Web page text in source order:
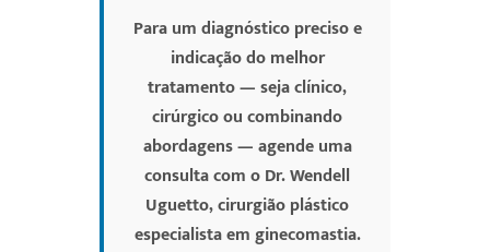
Para um diagnóstico preciso e
indicação do melhor
tratamento — seja clínico,
cirúrgico ou combinando
abordagens — agende uma
consulta com o Dr. Wendell
Uguetto, cirurgião plástico
especialista em ginecomastia.